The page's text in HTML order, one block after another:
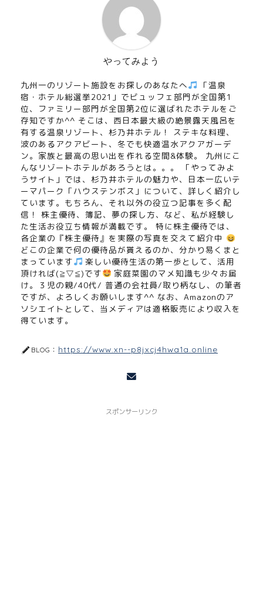
やってみよう
九州一のリゾート施設をお探しのあなたへ
「温泉
宿・ホテル総選挙2021」でビュッフェ部門が全国第1
位、ファミリー部門が全国第2位に選ばれたホテルをご
存知ですか^^ そこは、西日本最大級の絶景露天風呂を
有する温泉リゾート、杉乃井ホテル！ ステキな料理、
波のあるアクアビート、冬でも快適温水アクアガーデ
ン。家族と最高の思い出を作れる空間&体験。 九州にこ
んなリゾートホテルがあろうとは。。。 「やってみよ
うサイト」では、杉乃井ホテルの魅力や、日本一広いテ
ーマパーク「ハウステンボス」について、詳しく紹介し
ています。もちろん、それ以外の役立つ記事を多く配
信！ 株主優待、簿記、夢の探し方、など、私が経験し
た生活お役立ち情報が満載です。 特に株主優待では、
各企業の『株主優待』を実際の写真を交えて紹介中
どこの企業で何の優待品が貰えるのか、分かり易くまと
まっています
楽しい優待生活の第一歩として、活用
頂ければ(≧▽≦)です
家庭菜園のマメ知識も少々お届
け。３児の親/40代/ 普通の会社員/取り柄なし、の筆者
ですが、よろしくお願いします^^ なお、Amazonのア
ソシエイトとして、当メディアは適格販売により収入を
得ています。
BLOG： https://www.xn--p8jxcj4hwa1a.online
スポンサーリンク